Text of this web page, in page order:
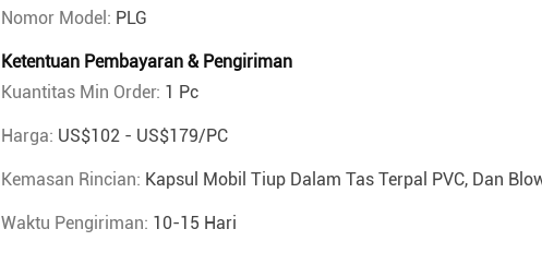
Nomor Model: PLG
Ketentuan Pembayaran & Pengiriman
Kuantitas Min Order: 1 Pc
Harga: US$102 - US$179/PC
Kemasan Rincian: Kapsul Mobil Tiup Dalam Tas Terpal PVC, Dan
Waktu Pengiriman: 10-15 Hari